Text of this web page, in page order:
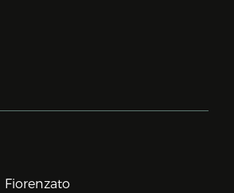
Fiorenzato